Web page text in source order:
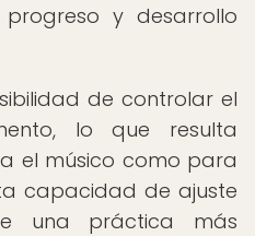
y desarrollo
de controlar el
lo que resulta
el músico como para
capacidad de ajuste
una práctica más